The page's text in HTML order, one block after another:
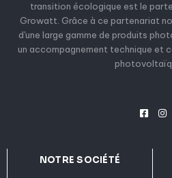
transition écologique est le
Growatt. Grâce à ce partenariat
d'une large gamme de produits
un accompagnement technique et
NOTRE SOCIÉTÉ